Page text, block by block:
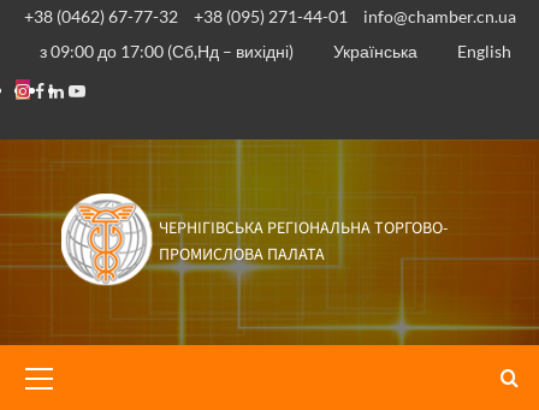
Перейти
вмісту
+38 (0462) 67-77-32 +38 (095) 271-44-01
info@chamber.cn.ua
з 09:00 до 17:00 (Сб,Нд – вихідні)
Українська
English
Instagram
Facebook
Linkedin
Youtube
ЧЕРНІГІВСЬКА РЕГІОНАЛЬНА ТОРГОВО-
ПРОМИСЛОВА ПАЛАТА
меню